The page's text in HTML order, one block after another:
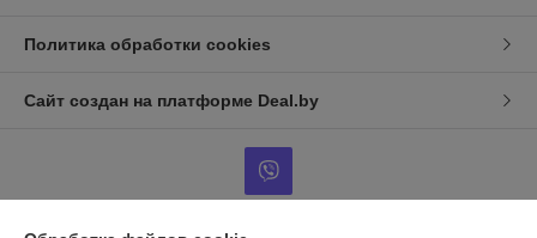
Политика обработки cookies
Сайт создан на платформе Deal.by